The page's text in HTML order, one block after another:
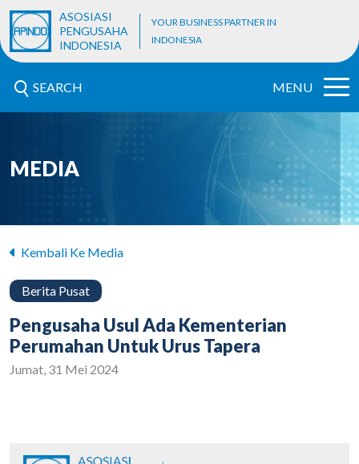
ASOSIASI
PENGUSAHA
INDONESIA
YOUR BUSINESS PARTNER IN
INDONESIA
SEARCH MENU
MEDIA
Kembali Ke Media
Berita Pusat
Pengusaha Usul Ada Kementerian
Perumahan Untuk Urus Tapera
Jumat, 31 Mei 2024